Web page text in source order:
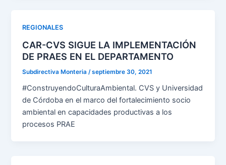
REGIONALES
CAR-CVS SIGUE LA IMPLEMENTACIÓN
DE PRAES EN EL DEPARTAMENTO
Subdirectiva Monteria /septiembre 30, 2021
#ConstruyendoCulturaAmbiental. CVS y Universidad
de Córdoba en el marco del fortalecimiento socio
ambiental en capacidades productivas a los
procesos PRAE